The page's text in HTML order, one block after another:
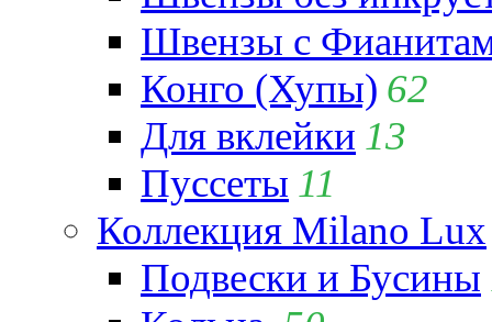
Швензы с
Конго (Хупы) 62
Для вклейки 13
Пуссеты 11
Коллекция Milano Lux
Подвески и Бусины